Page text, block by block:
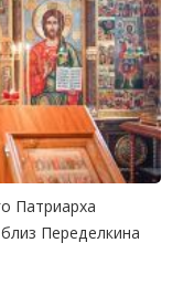
Патриарха
Переделкина